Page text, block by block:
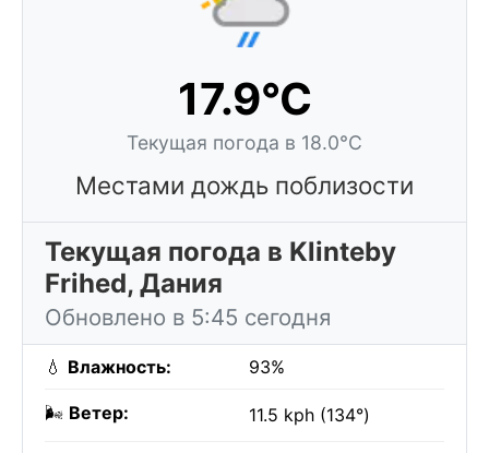
17.9°C
Текущая погода в 18.0°C
Местами дождь поблизости
Текущая погода в Klinteby
Frihed, Дания
Обновлено в 5:45 сегодня
💧 Влажность: 93%
🌬️ Ветер: 11.5 kph (134°)